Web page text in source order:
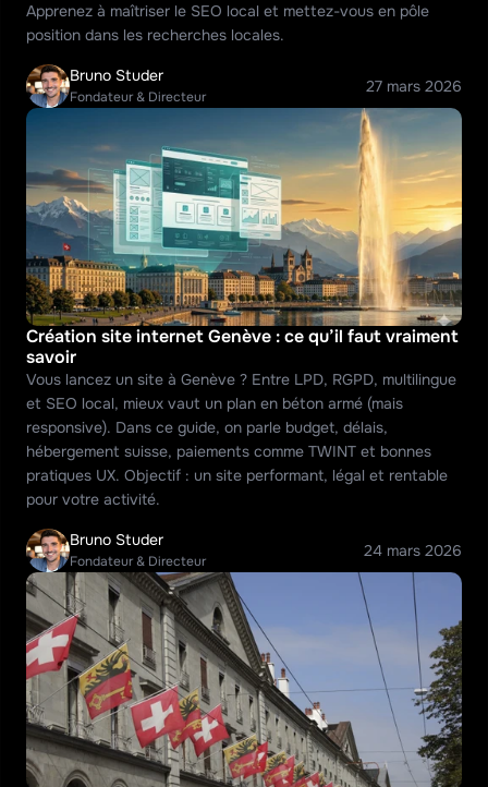
Apprenez à maîtriser le SEO local et mettez-vous en pôle
position dans les recherches locales.
Bruno Studer
Fondateur & Directeur
27 mars 2026
Création site internet Genève : ce qu’il faut vraiment
savoir
Vous lancez un site à Genève ? Entre LPD, RGPD, multilingue
et SEO local, mieux vaut un plan en béton armé (mais
responsive). Dans ce guide, on parle budget, délais,
hébergement suisse, paiements comme TWINT et bonnes
pratiques UX. Objectif : un site performant, légal et rentable
pour votre activité.
Bruno Studer
Fondateur & Directeur
24 mars 2026